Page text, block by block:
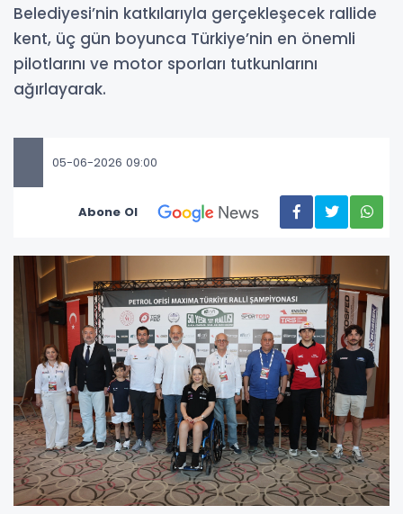
Belediyesi’nin katkılarıyla gerçekleşecek rallide
kent, üç gün boyunca Türkiye’nin en önemli
pilotlarını ve motor sporları tutkunlarını
ağırlayarak.
05-06-2026 09:00
Abone Ol